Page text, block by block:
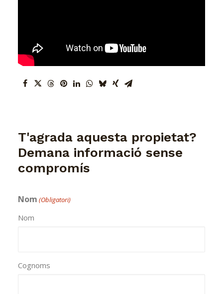
T'agrada aquesta propietat?
Demana informació sense
compromís
Nom (Obligatori)
Nom
Cognoms